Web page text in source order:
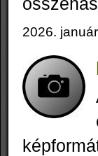
2026.